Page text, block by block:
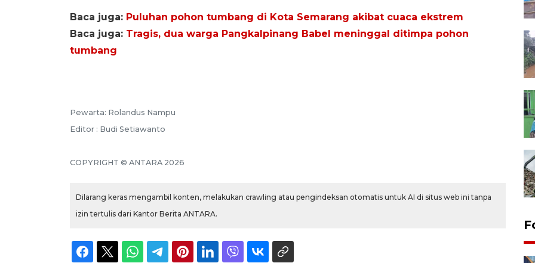
Baca juga: Puluhan pohon tumbang di Kota Semarang akibat cuaca ekstrem
Baca juga: Tragis, dua warga Pangkalpinang Babel meninggal ditimpa pohon
tumbang
Pewarta: Rolandus Nampu
Editor : Budi Setiawanto
COPYRIGHT © ANTARA 2026
Dilarang keras mengambil konten, melakukan crawling atau pengindeksan otomatis untuk AI di situs web ini tanpa
izin tertulis dari Kantor Berita ANTARA.